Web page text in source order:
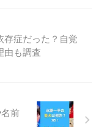
存症だった？自覚
由も調査
前